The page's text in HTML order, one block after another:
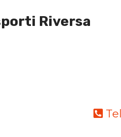
Riversa